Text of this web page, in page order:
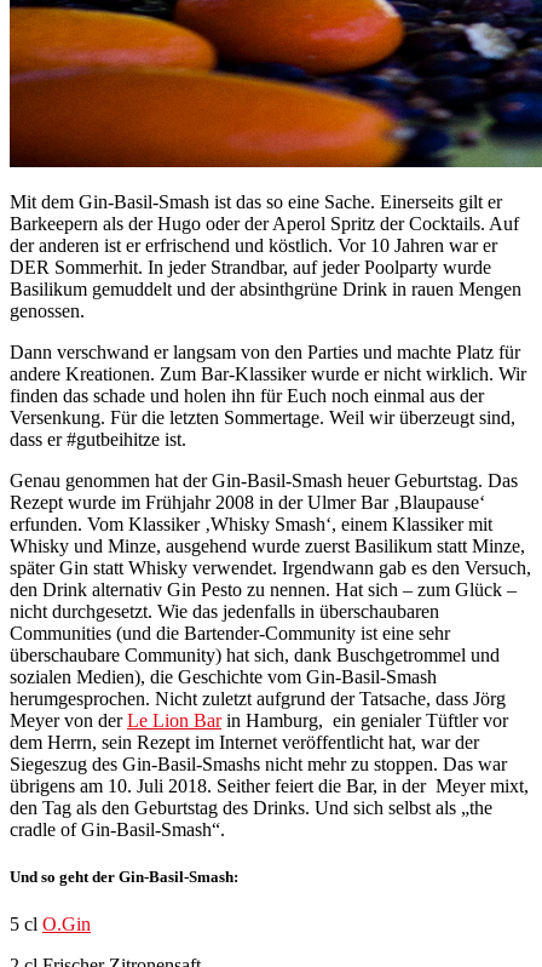
Mit dem Gin-Basil-Smash ist das so eine Sache. Einerseits gilt er
Barkeepern als der Hugo oder der Aperol Spritz der Cocktails. Auf
der anderen ist er erfrischend und köstlich. Vor 10 Jahren war er
DER Sommerhit. In jeder Strandbar, auf jeder Poolparty wurde
Basilikum gemuddelt und der absinthgrüne Drink in rauen Mengen
genossen.
Dann verschwand er langsam von den Parties und machte Platz für
andere Kreationen. Zum Bar-Klassiker wurde er nicht wirklich. Wir
finden das schade und holen ihn für Euch noch einmal aus der
Versenkung. Für die letzten Sommertage. Weil wir überzeugt sind,
dass er #gutbeihitze ist.
Genau genommen hat der Gin-Basil-Smash heuer Geburtstag. Das
Rezept wurde im Frühjahr 2008 in der Ulmer Bar ‚Blaupause‘
erfunden. Vom Klassiker ‚Whisky Smash‘, einem Klassiker mit
Whisky und Minze, ausgehend wurde zuerst Basilikum statt Minze,
später Gin statt Whisky verwendet. Irgendwann gab es den Versuch,
den Drink alternativ Gin Pesto zu nennen. Hat sich – zum Glück –
nicht durchgesetzt. Wie das jedenfalls in überschaubaren
Communities (und die Bartender-Community ist eine sehr
überschaubare Community) hat sich, dank Buschgetrommel und
sozialen Medien), die Geschichte vom Gin-Basil-Smash
herumgesprochen. Nicht zuletzt aufgrund der Tatsache, dass Jörg
Meyer von derLe Lion Barin Hamburg, ein genialer Tüftler vor
dem Herrn, sein Rezept im Internet veröffentlicht hat, war der
Siegeszug des Gin-Basil-Smashs nicht mehr zu stoppen. Das war
übrigens am 10. Juli 2018. Seither feiert die Bar, in der Meyer mixt,
den Tag als den Geburtstag des Drinks. Und sich selbst als „the
cradle of Gin-Basil-Smash“.
Und so geht der Gin-Basil-Smash:
5 cl O.Gin